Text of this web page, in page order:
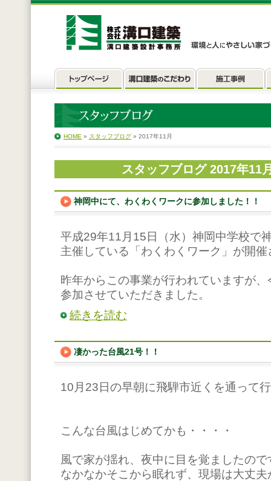
HOME » スタッフブログ » 2017年11月
スタッフブログ 2017年11
神岡中にて、わくわくワークに参加しました！！
平成29年11月15日（水）神岡中学校で
主催している「わくわくワーク」が開
昨年からこの事業が行われていますが
参加させていただきました。
続きを読む
凄かった台風21号！！
10月23日の早朝に飛騨市近くを通って
こんな台風はじめてかも・・・・
風で家が揺れ、夜中に目を覚ましたので
なかなかそこから眠れず、現場は大丈